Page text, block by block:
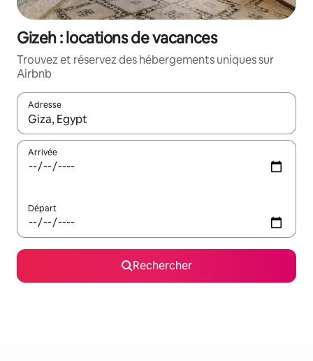
Gizeh : locations de vacances
Trouvez et réservez des hébergements uniques sur
Airbnb
Adresse
Lorsque les résultats s'affichent, utilisez les flèches vers le
Arrivée
Départ
Rechercher